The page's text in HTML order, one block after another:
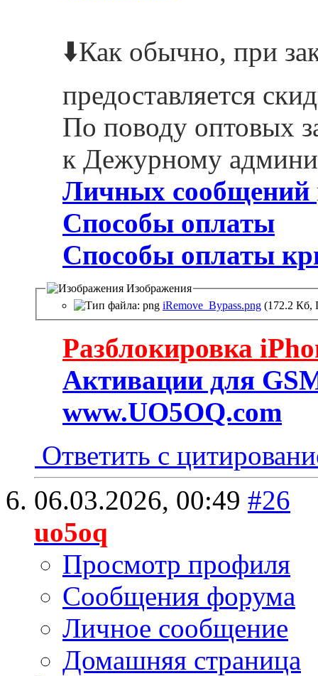
⬇️Как обычно, при
предоставляется
По поводу оптовых
к Дежурному
Личных сообщений
Способы оплаты
Способы оплаты
Изображения
iRemove_Bypass.png (172.2 Кб,
Разблокировка
Активации для
www.UO5OQ.com
Ответить с
06.03.2026, 00:49 #26
uo5oq
Просмотр профиля
Сообщения форума
Личное сообщение
Домашняя страница